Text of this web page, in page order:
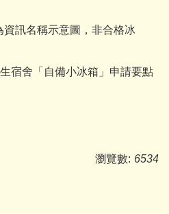
訊名稱示意圖，非合格冰
宿舍「自備小冰箱」申請要點
瀏覽數: 6534